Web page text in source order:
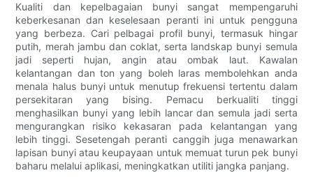
Kualiti dan kepelbagaian bunyi sangat mempengaruhi
keberkesanan dan keselesaan peranti ini untuk pengguna
yang berbeza. Cari pelbagai profil bunyi, termasuk hingar
putih, merah jambu dan coklat, serta landskap bunyi semula
jadi seperti hujan, angin atau ombak laut. Kawalan
kelantangan dan ton yang boleh laras membolehkan anda
menala halus bunyi untuk menutup frekuensi tertentu dalam
persekitaran yang bising. Pemacu berkualiti tinggi
menghasilkan bunyi yang lebih lancar dan semula jadi serta
mengurangkan risiko kekasaran pada kelantangan yang
lebih tinggi. Sesetengah peranti canggih juga menawarkan
lapisan bunyi atau keupayaan untuk memuat turun pek bunyi
baharu melalui aplikasi, meningkatkan utiliti jangka panjang.